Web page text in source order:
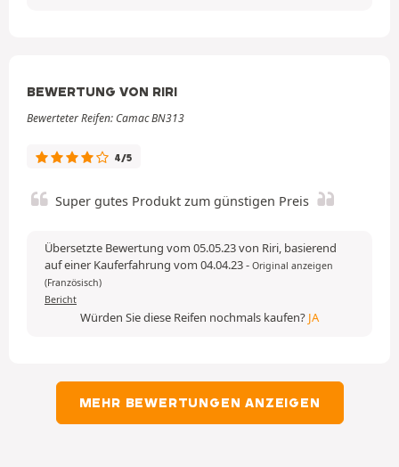
BEWERTUNG VON RIRI
Bewerteter Reifen: Camac BN313
4/5
Super gutes Produkt zum günstigen Preis
Übersetzte Bewertung vom 05.05.23 von Riri, basierend
auf einer Kauferfahrung vom 04.04.23- Original anzeigen
(Französisch)
Bericht
Würden Sie diese Reifen nochmals kaufen? JA
MEHR BEWERTUNGEN ANZEIGEN